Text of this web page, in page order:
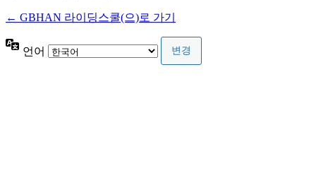
← GBHAN 라이딩스쿨(으)로 가기
언어